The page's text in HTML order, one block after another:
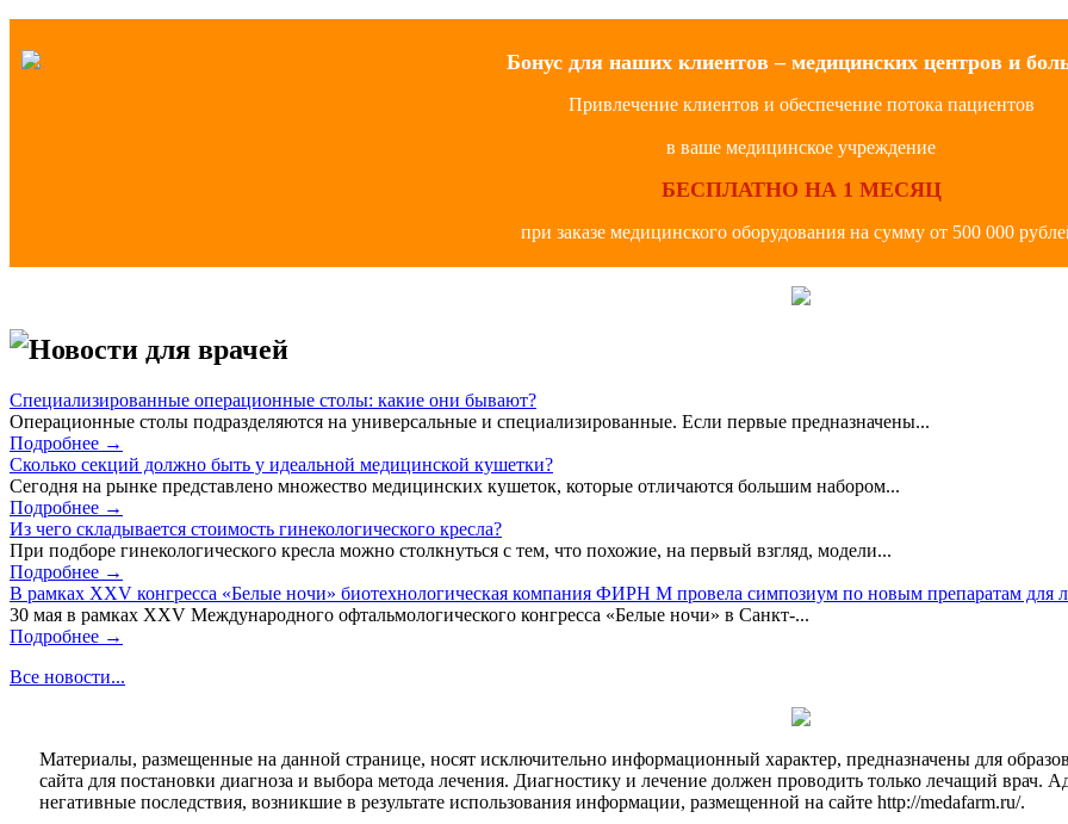
Бонус для наших клиентов – медицинских центров и
Привлечение клиентов и обеспечение потока пациентов
в ваше медицинское учреждение
БЕСПЛАТНО НА 1 МЕСЯЦ
при заказе медицинского оборудования на сумму от 500 000
Новости для врачей
Специализированные операционные столы: какие они бывают?
Операционные столы подразделяются на универсальные и специализированные. Если первые предназначены...
Подробнее →
Сколько секций должно быть у идеальной медицинской кушетки?
Сегодня на рынке представлено множество медицинских кушеток, которые отличаются большим набором...
Подробнее →
Из чего складывается стоимость гинекологического кресла?
При подборе гинекологического кресла можно столкнуться с тем, что похожие, на первый взгляд, модели...
Подробнее →
В рамках XXV конгресса «Белые ночи» биотехнологическая компания ФИРН М провела симпозиум по новым препаратам для
30 мая в рамках XXV Международного офтальмологического конгресса «Белые ночи» в Санкт-...
Подробнее →
Все новости...
Материалы, размещенные на данной странице, носят исключительно информационный характер, предназначены для
сайта для постановки диагноза и выбора метода лечения. Диагностику и лечение должен проводить только лечащий врач.
негативные последствия, возникшие в результате использования информации, размещенной на сайте http://medafarm.ru/.